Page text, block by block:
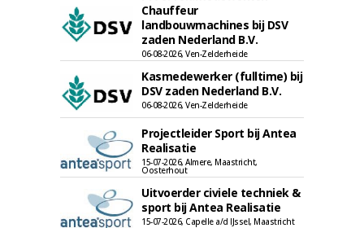
Chauffeur
landbouwmachines bij DSV
zaden Nederland B.V.
06-08-2026, Ven-Zelderheide
Kasmedewerker (fulltime) bij
DSV zaden Nederland B.V.
06-08-2026, Ven-Zelderheide
Projectleider Sport bij Antea
Realisatie
15-07-2026, Almere, Maastricht,
Oosterhout
Uitvoerder civiele techniek &
sport bij Antea Realisatie
15-07-2026, Capelle a/d IJssel, Maastricht